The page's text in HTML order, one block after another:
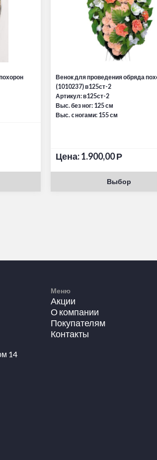
Венок для проведения обряда
(1010237) в125ст-2
Артикул: в125ст-2
Выс. без ног: 125 см
Выс. c ногами: 155 см
Цена:1.900,00Р
Выбор
14
Меню
Акции
О компании
Покупателям
Контакты